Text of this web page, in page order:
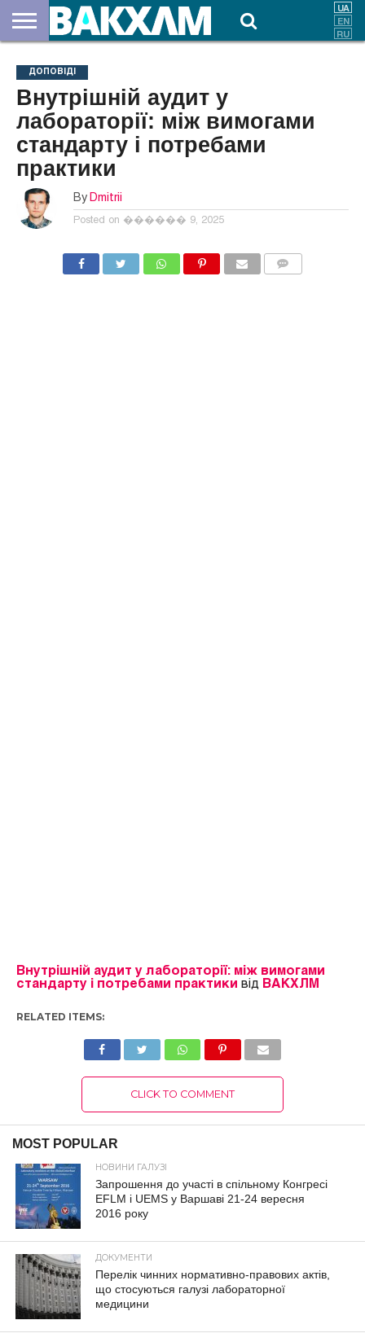
НАС
ВНЕСКИ
ДОКУМЕНТИ
НОВИНИ
КОНТАКТИ
ДОПОВІДІ
Внутрішній аудит у
лабораторії: між вимогами
стандарту і потребами
практики
By Dmitrii
Posted on ������ 9, 2025
Внутрішній аудит у лабораторії: між вимогами
стандарту і потребами практики
від ВАКХЛМ
RELATED ITEMS:
CLICK TO COMMENT
MOST POPULAR
НОВИНИ ГАЛУЗІ
Запрошення до участі в спільному Конгресі
EFLM і UEMS у Варшаві 21-24 вересня
2016 року
ДОКУМЕНТИ
Перелік чинних нормативно-правових актів,
що стосуються галузі лабораторної
медицини